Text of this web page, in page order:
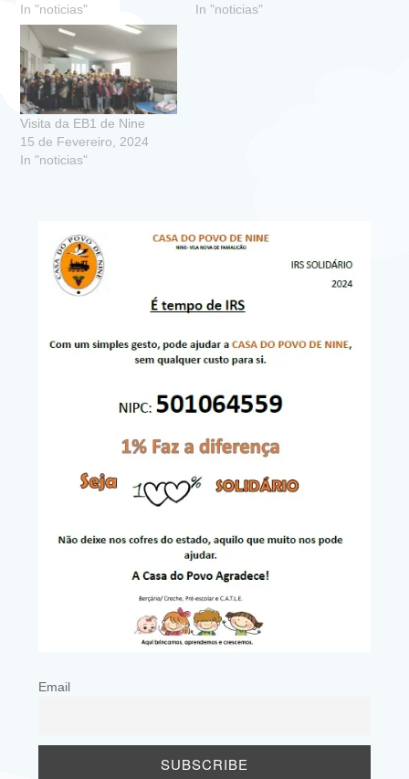
In "noticias"
In "noticias"
Visita da EB1 de Nine
15 de Fevereiro, 2024
In "noticias"
Email